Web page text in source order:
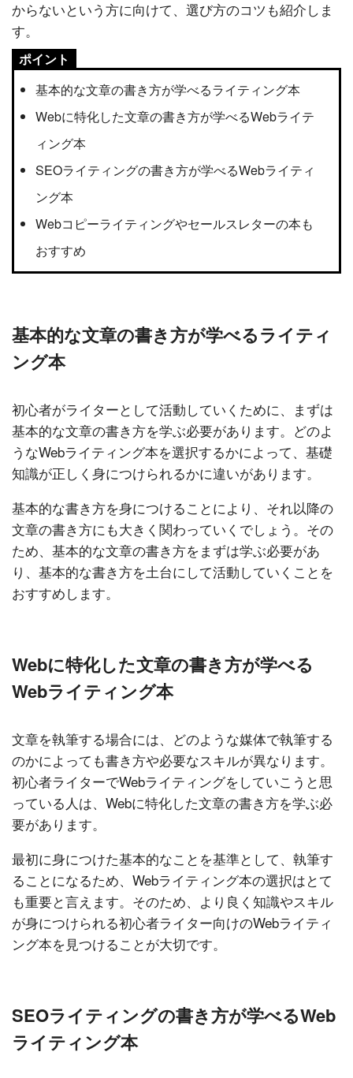
からないという方に向けて、選び方のコツも紹介しま
す。
ポイント
基本的な文章の書き方が学べるライティング本
Webに特化した文章の書き方が学べるWebライテ
ィング本
SEOライティングの書き方が学べるWebライティ
ング本
Webコピーライティングやセールスレターの本も
おすすめ
基本的な文章の書き方が学べるライティ
ング本
初心者がライターとして活動していくために、まずは
基本的な文章の書き方を学ぶ必要があります。どのよ
うなWebライティング本を選択するかによって、基礎
知識が正しく身につけられるかに違いがあります。
基本的な書き方を身につけることにより、それ以降の
文章の書き方にも大きく関わっていくでしょう。その
ため、基本的な文章の書き方をまずは学ぶ必要があ
り、基本的な書き方を土台にして活動していくことを
おすすめします。
Webに特化した文章の書き方が学べる
Webライティング本
文章を執筆する場合には、どのような媒体で執筆する
のかによっても書き方や必要なスキルが異なります。
初心者ライターでWebライティングをしていこうと思
っている人は、Webに特化した文章の書き方を学ぶ必
要があります。
最初に身につけた基本的なことを基準として、執筆す
ることになるため、Webライティング本の選択はとて
も重要と言えます。そのため、より良く知識やスキル
が身につけられる初心者ライター向けのWebライティ
ング本を見つけることが大切です。
SEOライティングの書き方が学べるWeb
ライティング本